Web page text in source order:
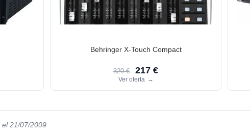
Behringer X-Touch Compact
320 € 217 €
Ver oferta →
el 21/07/2009